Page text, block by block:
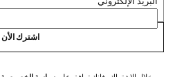
اشترك الأن